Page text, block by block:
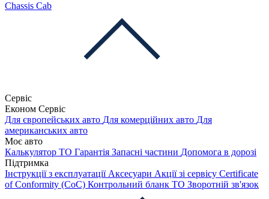
Chassis Cab
Сервіс
Економ Сервіс
Для європейських авто Для комерційних авто Для
американських авто
Моє авто
Калькулятор ТО Гарантія Запасні частини Допомога в дорозі
Підтримка
Інструкції з експлуатації Аксесуари Акції зі сервісу Certificate
of Conformity (CoC) Контрольний бланк ТО Зворотній зв'язок